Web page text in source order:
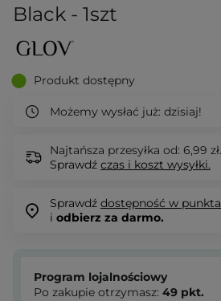
Black - 1szt
Produkt dostępny
Możemy wysłać już: dzisiaj!
Najtańsza przesyłka od: 6,99 zł.
Sprawdź czas i koszt wysyłki.
Sprawdź dostępność w
i odbierz za darmo.
Program lojalnościowy
Po zakupie otrzymasz: 49 pkt.